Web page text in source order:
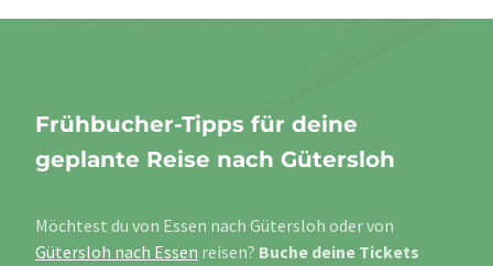
Frühbucher-Tipps für deine
geplante Reise nach Gütersloh
Möchtest du von Essen nach Gütersloh oder von
Gütersloh nach Essen reisen? Buche deine Tickets